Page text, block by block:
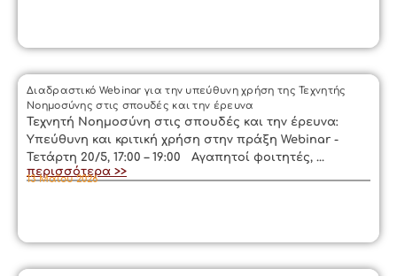
Διαδραστικό Webinar για την υπεύθυνη χρήση της Τεχνητής
Νοημοσύνης στις σπουδές και την έρευνα
Τεχνητή Νοημοσύνη στις σπουδές και την έρευνα:
Υπεύθυνη και κριτική χρήση στην πράξη Webinar -
Τετάρτη 20/5, 17:00 – 19:00 Αγαπητοί φοιτητές, ...
περισσότερα >>
13 Μαΐου 2026